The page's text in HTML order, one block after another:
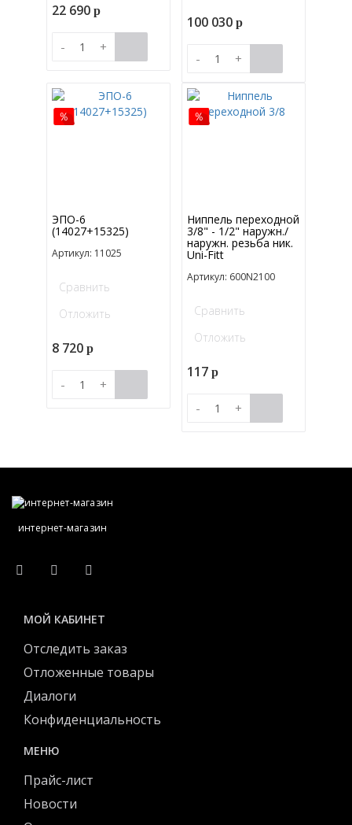
22 690p
- +
100 030p
- +
ЭПО-6
(14027+15325)
Артикул: 11025
Сравнить
Отложить
8 720p
- +
Ниппель переходной
3/8" - 1/2" наружн./
наружн. резьба ник.
Uni-Fitt
Артикул: 600N2100
Сравнить
Отложить
117p
- +
интернет-магазин
МОЙ КАБИНЕТ
Отследить заказ
Отложенные товары
Диалоги
Конфиденциальность
МЕНЮ
Прайс-лист
Новости